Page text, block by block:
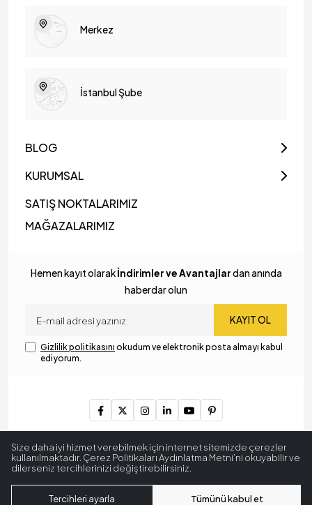
Merkez
İstanbul Şube
BLOG
KURUMSAL
SATIŞ NOKTALARIMIZ
MAĞAZALARIMIZ
Hemen kayıt olarakİndirimler ve Avantajlardan anında
haberdar olun
KAYIT OL
Gizlilik politikasını okudum ve elektronik posta almayı kabul
ediyorum.
hakları saklıdır.
256 BitSSL
Encryption
Size daha iyi hizmet verebilmek için internet sitemizde çerezler
kullanılmaktadır. Çerez Politikaları Aydınlatma Metni’ni okuyabilir ve
dilerseniz tercihlerinizi değiştirebilirsiniz.
Tercihleri ayarla Tümünü kabul et